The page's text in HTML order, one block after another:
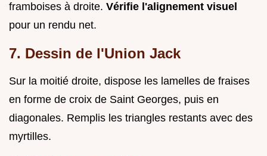
framboises à droite. Vérifie l'alignement visuel
pour un rendu net.
7. Dessin de l'Union Jack
Sur la moitié droite, dispose les lamelles de fraises
en forme de croix de Saint Georges, puis en
diagonales. Remplis les triangles restants avec des
myrtilles.